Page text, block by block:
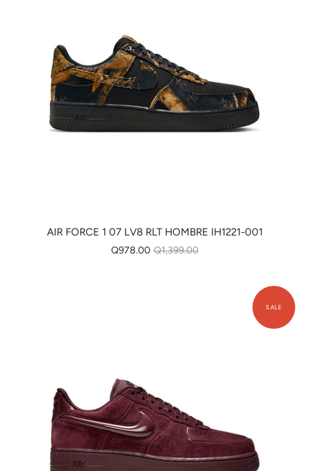
AIR FORCE 1 07 LV8 RLT HOMBRE IH1221-001
Q978.00 Q1,399.00